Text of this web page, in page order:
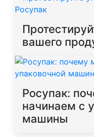
вашего
Росупак:
начинаем с
машины